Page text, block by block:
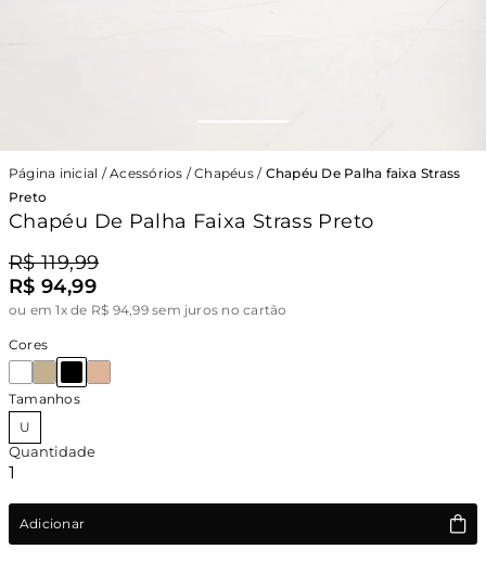
Página inicial /Acessórios /Chapéus/ Chapéu De Palha faixa Strass
Preto
Chapéu De Palha Faixa Strass Preto
R$ 119,99
R$ 94,99
ou em 1x de R$ 94,99 sem juros no cartão
Cores
Tamanhos
U
Quantidade
Adicionar